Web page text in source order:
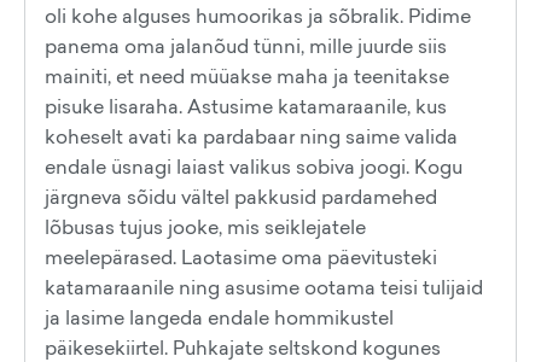
oli kohe alguses humoorikas ja sõbralik. Pidime
panema oma jalanõud tünni, mille juurde siis
mainiti, et need müüakse maha ja teenitakse
pisuke lisaraha. Astusime katamaraanile, kus
koheselt avati ka pardabaar ning saime valida
endale üsnagi laiast valikus sobiva joogi. Kogu
järgneva sõidu vältel pakkusid pardamehed
lõbusas tujus jooke, mis seiklejatele
meelepärased. Laotasime oma päevitusteki
katamaraanile ning asusime ootama teisi tulijaid
ja lasime langeda endale hommikustel
päikesekiirtel. Puhkajate seltskond kogunes